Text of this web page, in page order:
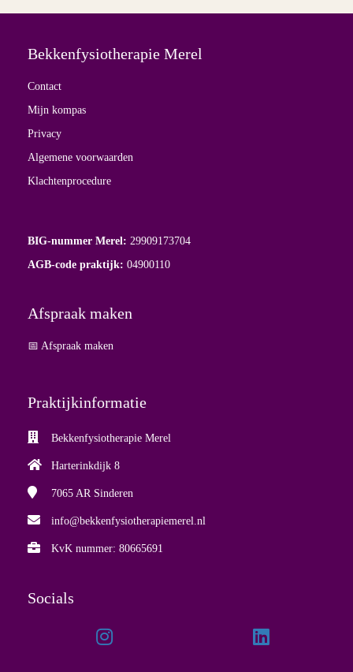
Bekkenfysiotherapie Merel
Contact
Mijn kompas
Privacy
Algemene voorwaarden
Klachtenprocedure
BIG-nummer Merel: 29909173704
AGB-code praktijk: 04900110
Afspraak maken
📅 Afspraak maken
Praktijkinformatie
Bekkenfysiotherapie Merel
Harterinkdijk 8
7065 AR Sinderen
info@bekkenfysiotherapiemerel.nl
KvK nummer: 80665691
Socials